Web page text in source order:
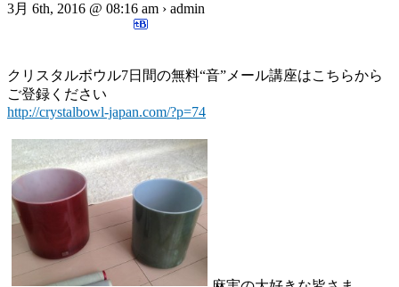
3月 6th, 2016 @ 08:16 am › admin
クリスタルボウル7日間の無料“音”メール講座はこちらから
ご登録ください
http://crystalbowl-japan.com/?p=74